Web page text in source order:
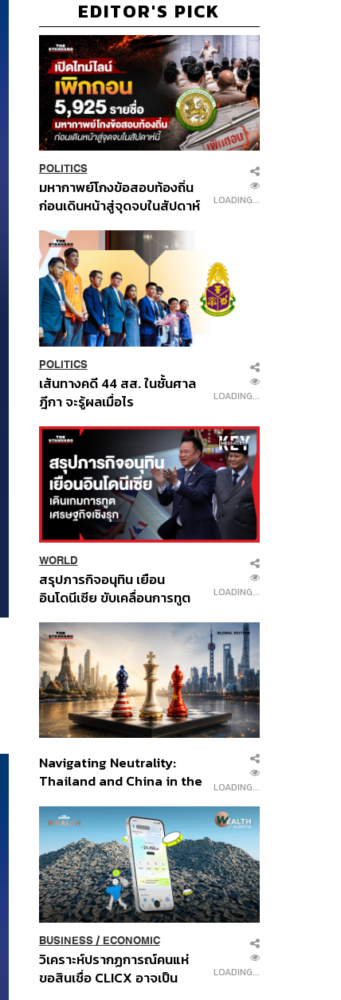
EDITOR'S PICK
POLITICS
มหากาพย์โกงข้อสอบท้องถิ่น
ก่อนเดินหน้าสู่จุดจบในสัปดาห์
LOADING...
POLITICS
เส้นทางคดี 44 สส. ในชั้นศาล
ฎีกา จะรู้ผลเมื่อไร
LOADING...
WORLD
สรุปภารกิจอนุทิน เยือน
อินโดนีเซีย ขับเคลื่อนการทูต
ส่วนยุทธศาสตร์ไทย –
อินโดนีเซีย
LOADING...
Navigating Neutrality:
Thailand and China in the
Order
LOADING...
BUSINESS/ ECONOMIC
วิเคราะห์ปรากฏการณ์คนแห่
ขอสินเชื่อ CLICX อาจเป็น
LOADING...